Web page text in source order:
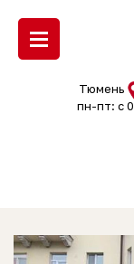
Тюмень
пн-пт: с